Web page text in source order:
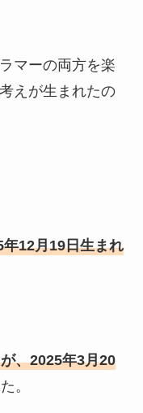
マーの両方を楽
えが生まれたの
12月19日生まれ
、2025年3月20
。